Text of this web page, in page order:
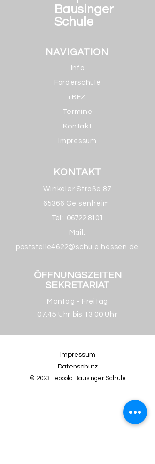
Bausinger
Schule
NAVIGATION
Info
Förderschule
rBFZ
Termine
Kontakt
Impressum
KONTAKT
Winkeler Straße 87
65366 Geisenheim
Tel.: 06722 8101
Mail:
poststelle4622@schule.hessen.de
ÖFFNUNGSZEITEN
SEKRETARIAT
Montag - Freitag
07.45 Uhr bis 13.00 Uhr
Impressum
Datenschutz
© 2023 Leopold Bausinger Schule